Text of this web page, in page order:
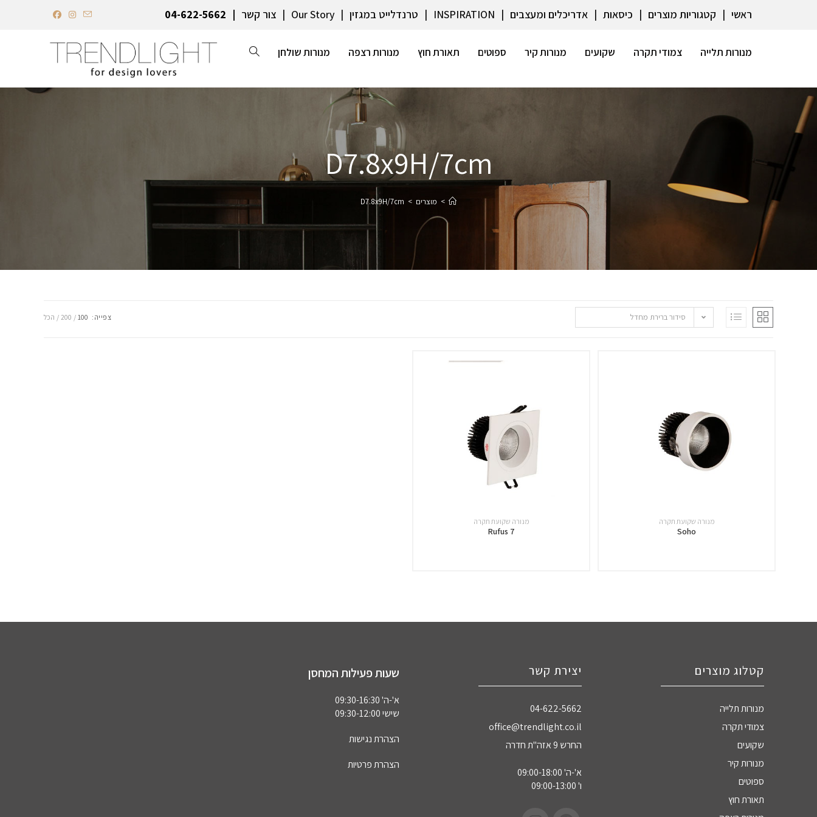
ראשי קטגוריות מוצרים כיסאות אדריכלים ומעצבים INSPIRATION טרנדלייט במגזין Our Story צור קשר 04-622-5662‏
מנורות תלייה צמודי תקרה שקועים מנורות קיר ספוטים תאורת חוץ מנורות רצפה מנורות שולחן
D7.8x9H/7cm
> מוצרים >
D7.8x9H/7cm
סידור ברירת מחדל צפייה: 100
200 הכל
מנורה שקועת תקרה
Soho
מנורה שקועת תקרה
Rufus 7
קטלוג מוצרים
מנורות תלייה
צמודי תקרה
שקועים
מנורות קיר
ספוטים
תאורת חוץ
יצירת קשר
04-622-5662‏
office@trendlight.co.il
החרש 9 אזה"ת חדרה
א'-ה' 09:00-18:00
ו' 09:00-13:00
שעות פעילות המחסן
א'-ה' 09:30-16:30
שישי 09:30-12:00
הצהרת נגישות
הצהרת פרטיות